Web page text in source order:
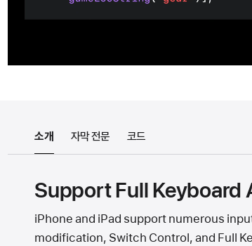
소개 자막 전문 코드
Support Full Keyboard
iPhone and iPad support numerous
modification, Switch Control, and Full